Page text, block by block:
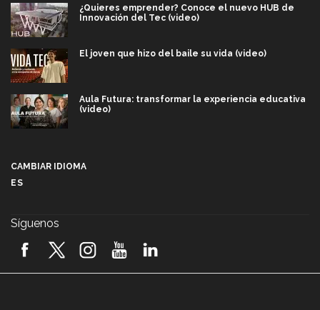
¿Quieres emprender? Conoce el nuevo HUB de
Innovación del Tec (video)
El joven que hizo del baile su vida (video)
Aula Futura: transformar la experiencia educativa
(video)
2026! (video)
CAMBIAR IDIOMA
ES
Síguenos